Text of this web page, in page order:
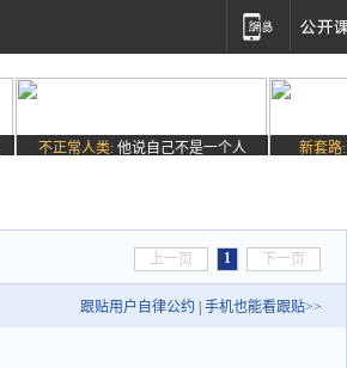
不正常人类: 他说自己不是一个人 新套路:
上一页 1 下一页
跟贴用户自律公约 手机也能看跟贴>>